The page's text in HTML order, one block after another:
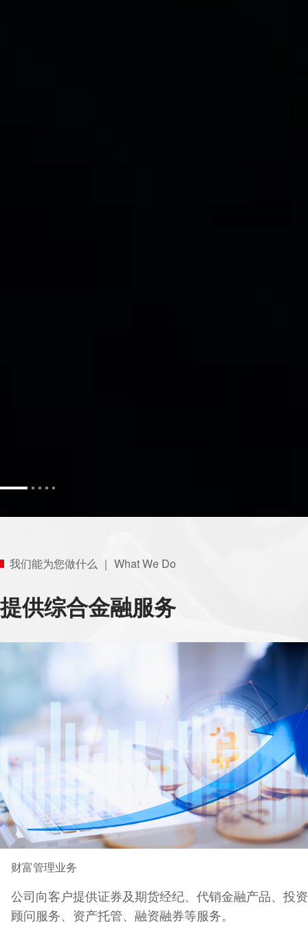
我们能为您做什么 ｜ What We Do
提供综合金融服务
财富管理业务
公司向客户提供证券及期货经纪、代销金融产品、投资
顾问服务、资产托管、融资融券等服务。